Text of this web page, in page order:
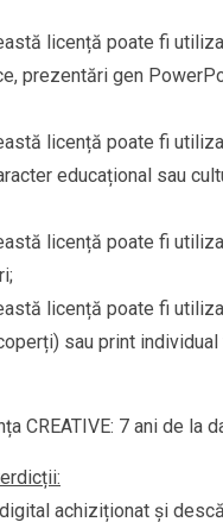
licență poate fi
prezentări gen
licență poate fi
educațional sau
licență poate fi
licență poate fi
sau print
CREATIVE: 7 ani de la
achiziționat și